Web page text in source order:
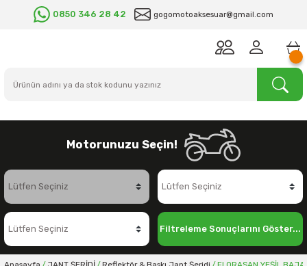
0850 346 28 42 gogomotoaksesuar@gmail.com
Motorunuzu Seçin!
Filtreleme Sonuçlarını Göster...